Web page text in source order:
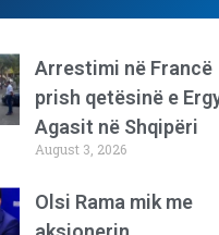
Arrestimi në Francë
prish qetësinë e
Agasit në Shqipëri
August 3, 2026
Olsi Rama mik me